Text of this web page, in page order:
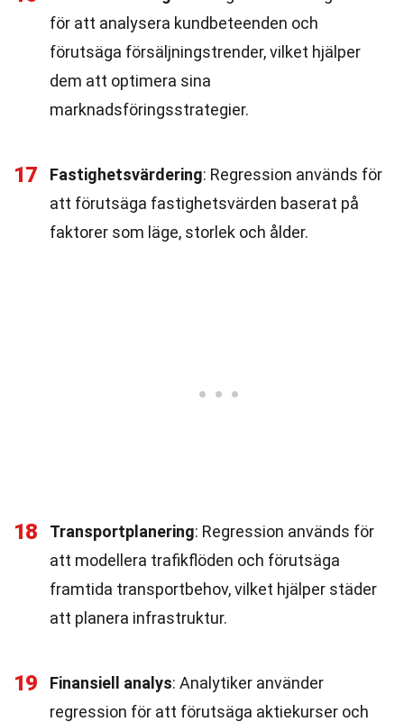
för att analysera kundbeteenden och
förutsäga försäljningstrender, vilket hjälper
dem att optimera sina
marknadsföringsstrategier.
17 Fastighetsvärdering: Regression används för
att förutsäga fastighetsvärden baserat på
faktorer som läge, storlek och ålder.
18 Transportplanering: Regression används för
att modellera trafikflöden och förutsäga
framtida transportbehov, vilket hjälper städer
att planera infrastruktur.
19 Finansiell analys: Analytiker använder
regression för att förutsäga aktiekurser och